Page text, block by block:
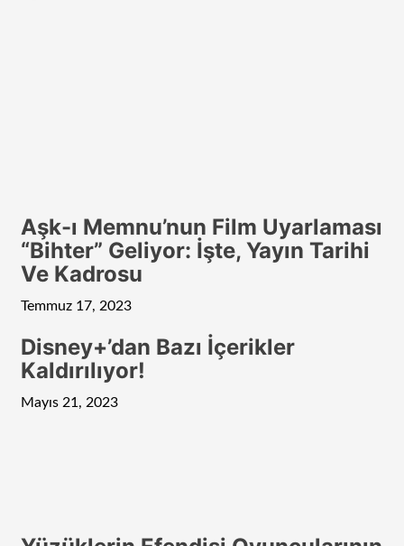
Aşk-ı Memnu’nun Film Uyarlaması
“Bihter” Geliyor: İşte, Yayın Tarihi
Ve Kadrosu
Temmuz 17, 2023
Disney+’dan Bazı İçerikler
Kaldırılıyor!
Mayıs 21, 2023